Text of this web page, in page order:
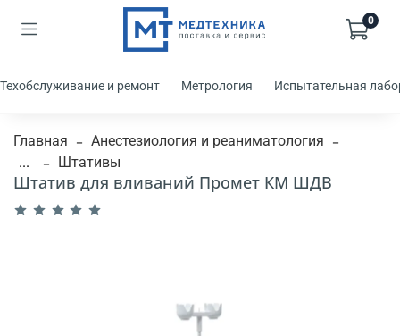
0
Техобслуживание и ремонт Метрология Испытательная
Главная
Анестезиология и реаниматология
...
Штативы
Штатив для вливаний Промет КМ ШДВ